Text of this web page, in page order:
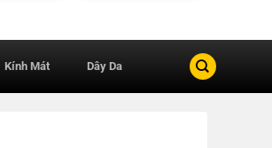
Kính Mát Dây Da